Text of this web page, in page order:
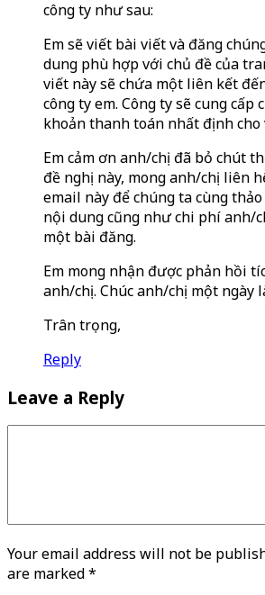
công ty như sau:
Em sẽ viết bài viết và đăng
dung phù hợp với chủ đề của
viết này sẽ chứa một liên kết
công ty em. Công ty sẽ cung cấp
khoản thanh toán nhất định cho
Em cảm ơn anh/chị đã bỏ chút
đề nghị này, mong anh/chị liên
email này để chúng ta cùng
nội dung cũng như chi phí anh/
một bài đăng.
Em mong nhận được phản hồi
anh/chị. Chúc anh/chị một ngày
Trân trọng,
Reply
Leave a Reply
Your email address will not be
are marked*